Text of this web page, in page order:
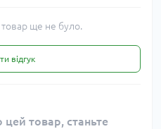
товар ще не було.
відгук
цей товар, станьте